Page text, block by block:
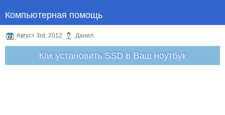
Компьютерная помощь
Август 3rd, 2012 Данил
Как установить SSD в Ваш ноутбук